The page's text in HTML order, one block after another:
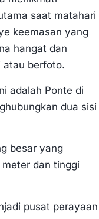
saat matahari
keemasan yang
hangat dan
atau berfoto.
adalah Ponte di
dua sisi
besar yang
dan tinggi
pusat perayaan